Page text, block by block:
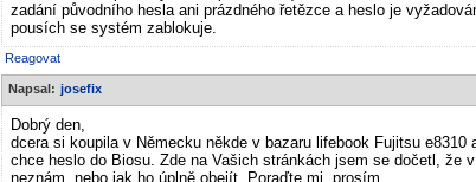
zadání původního hesla ani prázdného řetězce a heslo je
pousích se systém zablokuje.
Reagovat
Napsal: josefix
Dobrý den,
dcera si koupila v Německu někde v bazaru lifebook Fujitsu e8310
chce heslo do Biosu. Zde na Vašich stránkách jsem se dočetl, že
neznám, nebo jak ho úplně obejít. Poraďte mi, prosím.